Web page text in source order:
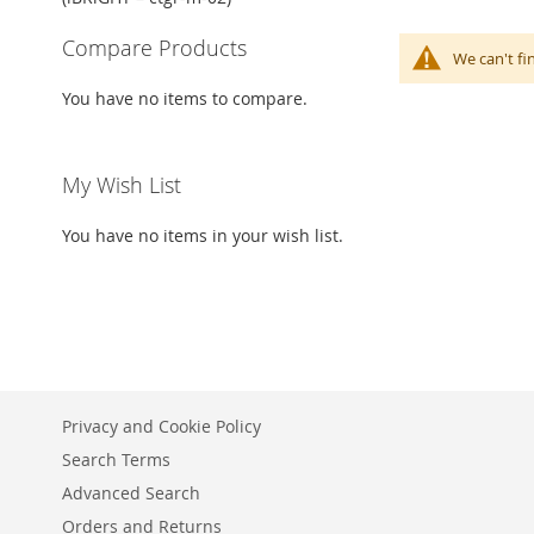
We can't
Compare Products
You have no items to compare.
My Wish List
You have no items in your wish list.
Privacy and Cookie Policy
Search Terms
Advanced Search
Orders and Returns